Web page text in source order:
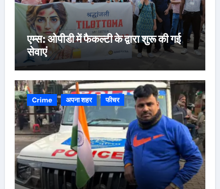
एम्स: ओपीडी में फैकल्टी के द्वारा शुरू की गई
सेवाएं
Crime अपना शहर फीचर